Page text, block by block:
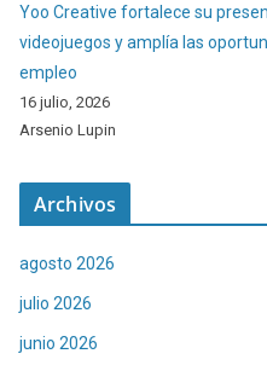
Yoo Creative fortalece su
videojuegos y amplía las
empleo
16 julio, 2026
Arsenio Lupin
Archivos
agosto 2026
julio 2026
junio 2026